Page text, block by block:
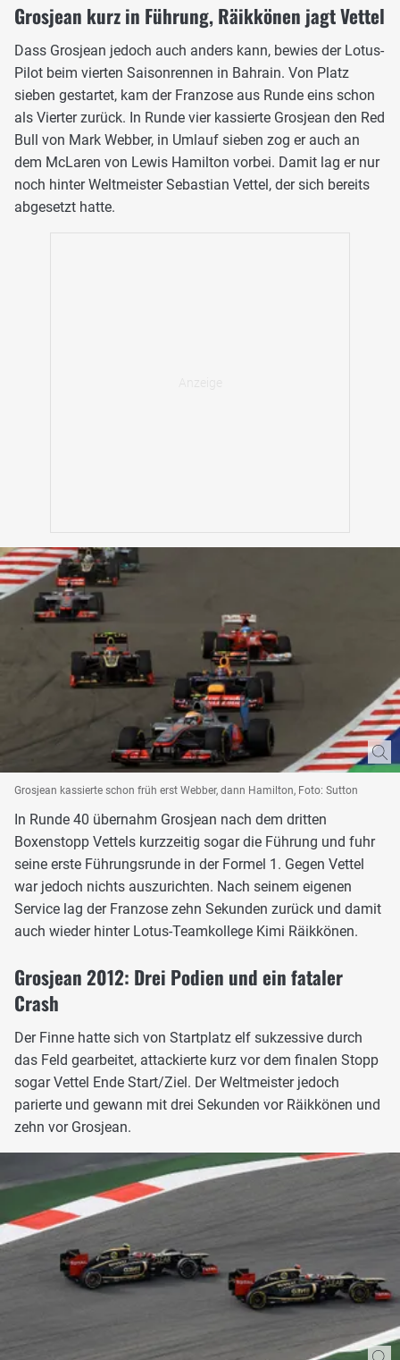
Grosjean kurz in Führung, Räikkönen jagt Vettel
Dass Grosjean jedoch auch anders kann, bewies der Lotus-
Pilot beim vierten Saisonrennen in Bahrain. Von Platz
sieben gestartet, kam der Franzose aus Runde eins schon
als Vierter zurück. In Runde vier kassierte Grosjean den Red
Bull von Mark Webber, in Umlauf sieben zog er auch an
dem McLaren von Lewis Hamilton vorbei. Damit lag er nur
noch hinter Weltmeister Sebastian Vettel, der sich bereits
abgesetzt hatte.
Grosjean kassierte schon früh erst Webber, dann Hamilton, Foto: Sutton
In Runde 40 übernahm Grosjean nach dem dritten
Boxenstopp Vettels kurzzeitig sogar die Führung und fuhr
seine erste Führungsrunde in der Formel 1. Gegen Vettel
war jedoch nichts auszurichten. Nach seinem eigenen
Service lag der Franzose zehn Sekunden zurück und damit
auch wieder hinter Lotus-Teamkollege Kimi Räikkönen.
Grosjean 2012: Drei Podien und ein fataler
Crash
Der Finne hatte sich von Startplatz elf sukzessive durch
das Feld gearbeitet, attackierte kurz vor dem finalen Stopp
sogar Vettel Ende Start/Ziel. Der Weltmeister jedoch
parierte und gewann mit drei Sekunden vor Räikkönen und
zehn vor Grosjean.